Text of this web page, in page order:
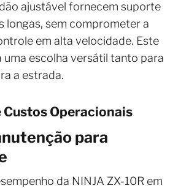
ajustável fornecem suporte
longas, sem comprometer a
em alta velocidade. Este
uma escolha versátil tanto para
a estrada.
Operacionais
para
da NINJA ZX-10R em